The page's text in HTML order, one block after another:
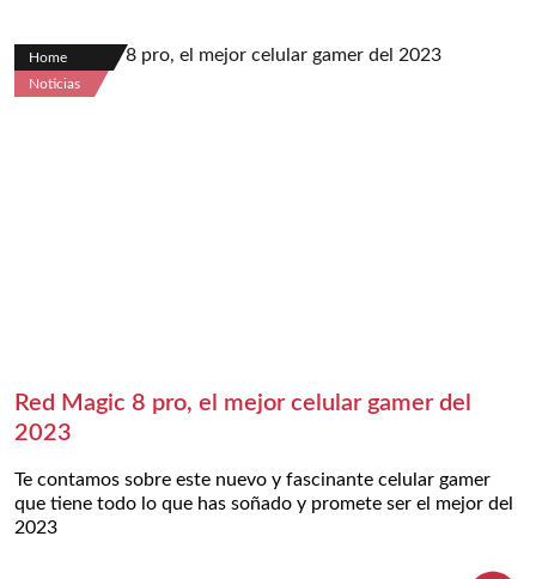
Home
Noticias
Red Magic 8 pro, el mejor celular gamer del
2023
Te contamos sobre este nuevo y fascinante celular gamer
que tiene todo lo que has soñado y promete ser el mejor del
2023